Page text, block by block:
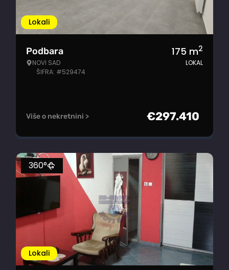
Lokali
Podbara
NOVI SAD
ŠIFRA: #529474
175 m2
LOKAL
Više o nekretnini > €297.410
Lokali
360°